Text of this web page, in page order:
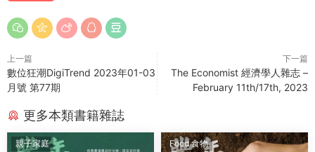
上一篇
數位狂潮DigiTrend 2023年01-03
月號 第77期
下一篇
The Economist 經濟學人雜志 –
February 11th/17th, 2023
更多本類書籍雜誌
親子家庭 Food 食物